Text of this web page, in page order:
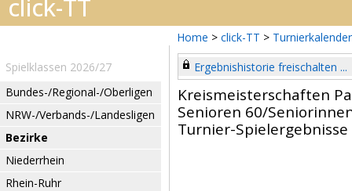
Home > click-TT > Turnierkalender
Spielklassen 2026/27
Bundes-/Regional-/Oberligen
NRW-/Verbands-/Landesligen
Bezirke
Niederrhein
Rhein-Ruhr
Ergebnishistorie freischalten ...
Kreismeisterschaften
Senioren 60/
Turnier-Spielergebnisse